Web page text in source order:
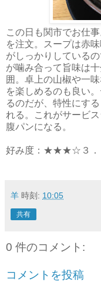
この日も関市でお仕
を注文。スープは赤
がしっかりしている
が噛み合って旨味は
囲。卓上の山椒や一
を楽しめるのも良い
るのだが、特性にす
れる。これがサービ
腹パンになる。
好み度：★★★☆３．
羊 時刻: 10:05
共有
0 件のコメント:
コメントを投稿